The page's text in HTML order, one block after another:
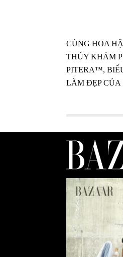
CÙNG HOA
THỦY KHÁM
PITERA™,
LÀM ĐẸP CỦA